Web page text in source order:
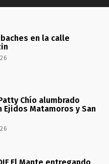
en la calle
Chío alumbrado
Ejidos Matamoros y San
El Mante entregando